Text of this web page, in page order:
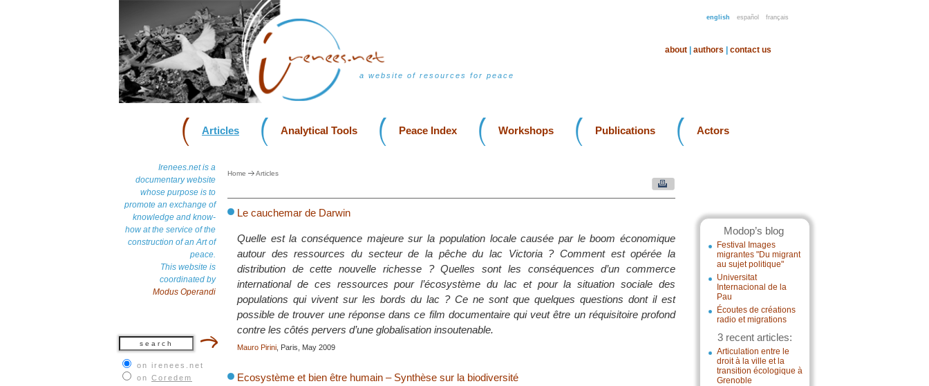
english español français
a website of resources for peace
about authors contact us
Articles Analytical Tools Peace Index Workshops Publications Actors
Irenees.net is a
documentary website
whose purpose is to
promote an exchange of
knowledge and know-
how at the service of the
construction of an Art of
peace.
This website is
coordinated by
Modus Operandi
on irenees.net
on Coredem
Modop’s blog
Festival Images
migrantes "Du migrant
au sujet politique"
Universitat
Internacional de la
Pau
Écoutes de créations
radio et migrations
3 recent articles:
Articulation entre le
droit à la ville et la
transition écologique à
Grenoble
Home Articles
Le cauchemar de Darwin
Quelle est la conséquence majeure sur la population locale causée par le boom économique
autour des ressources du secteur de la pêche du lac Victoria ? Comment est opérée la
distribution de cette nouvelle richesse ? Quelles sont les conséquences d’un commerce
international de ces ressources pour l’écosystème du lac et pour la situation sociale des
populations qui vivent sur les bords du lac ? Ce ne sont que quelques questions dont il est
possible de trouver une réponse dans ce film documentaire qui veut être un réquisitoire profond
contre les côtés pervers d’une globalisation insoutenable.
Mauro Pirini , Paris, May 2009
Ecosystème et bien être humain – Synthèse sur la biodiversité